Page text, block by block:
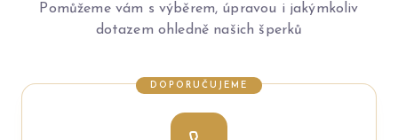
Pomůžeme vám s výběrem, úpravou i jakýmkoliv
dotazem ohledně našich šperků
DOPORUČUJEME